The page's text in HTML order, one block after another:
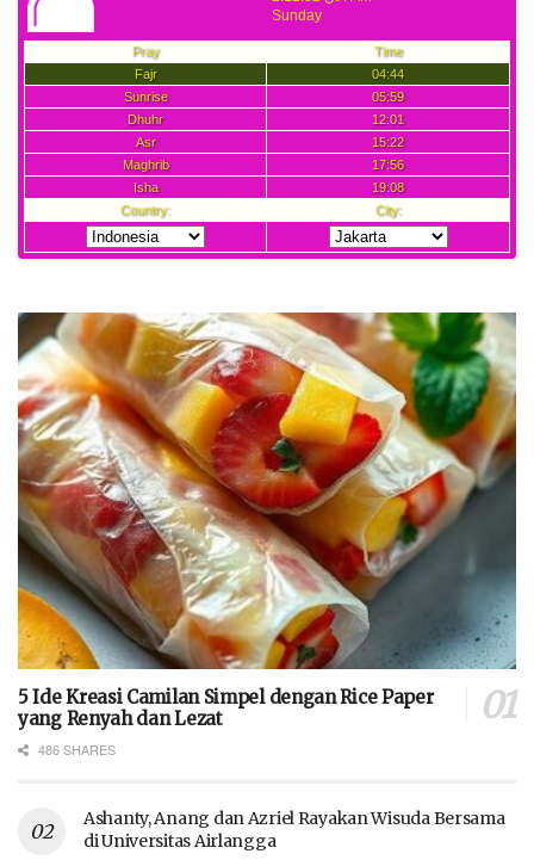
5 Ide Kreasi Camilan Simpel dengan Rice Paper
yang Renyah dan Lezat
486 SHARES
Ashanty, Anang dan Azriel Rayakan Wisuda Bersama
di Universitas Airlangga